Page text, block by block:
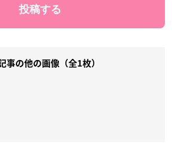
事の他の画像（全1枚）